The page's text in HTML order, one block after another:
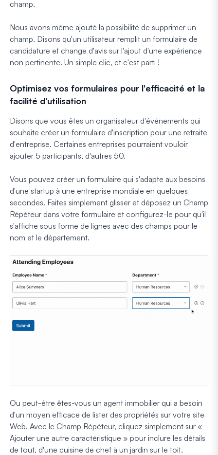
champ.
Nous avons même ajouté la possibilité de supprimer un
champ. Disons qu'un utilisateur remplit un formulaire de
candidature et change d'avis sur l'ajout d'une expérience
non pertinente. Un simple clic, et c'est parti !
Optimisez vos formulaires pour l'efficacité et la
facilité d'utilisation
Disons que vous êtes un organisateur d'événements qui
souhaite créer un formulaire d'inscription pour une retraite
d'entreprise. Certaines entreprises pourraient vouloir
ajouter 5 participants, d'autres 50.
Vous pouvez créer un formulaire qui s'adapte aux besoins
d'une startup à une entreprise mondiale en quelques
secondes. Faites simplement glisser et déposez un Champ
Répéteur dans votre formulaire et configurez-le pour qu'il
s'affiche sous forme de lignes avec des champs pour le
nom et le département.
Ou peut-être êtes-vous un agent immobilier qui a besoin
d'un moyen efficace de lister des propriétés sur votre site
Web. Avec le Champ Répéteur, cliquez simplement sur «
Ajouter une autre caractéristique » pour inclure les détails
de tout, d'une cuisine de chef à un jardin sur le toit.